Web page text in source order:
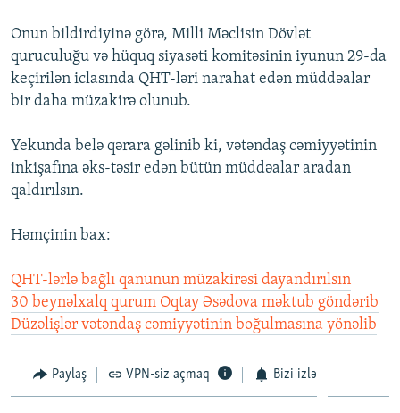
Onun bildirdiyinə görə, Milli Məclisin Dövlət
quruculuğu və hüquq siyasəti komitəsinin iyunun 29-da
keçirilən iclasında QHT-ləri narahat edən müddəalar
bir daha müzakirə olunub.
Yekunda belə qərara gəlinib ki, vətəndaş cəmiyyətinin
inkişafına əks-təsir edən bütün müddəalar aradan
qaldırılsın.
Həmçinin bax:
QHT-lərlə bağlı qanunun müzakirəsi dayandırılsın
30 beynəlxalq qurum Oqtay Əsədova məktub göndərib
Düzəlişlər vətəndaş cəmiyyətinin boğulmasına yönəlib
Paylaş VPN-siz açmaq Bizi izlə